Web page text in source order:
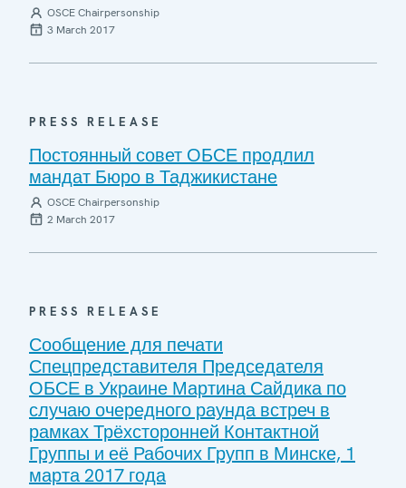
OSCE Chairpersonship
3 March 2017
PRESS RELEASE
Постоянный совет ОБСЕ продлил
мандат Бюро в Таджикистане
OSCE Chairpersonship
2 March 2017
PRESS RELEASE
Сообщение для печати
Спецпредставителя Председателя
ОБСЕ в Украине Мартина Сайдика по
случаю очередного раунда встреч в
рамках Трёхсторонней Контактной
Группы и её Рабочих Групп в Минске, 1
марта 2017 года